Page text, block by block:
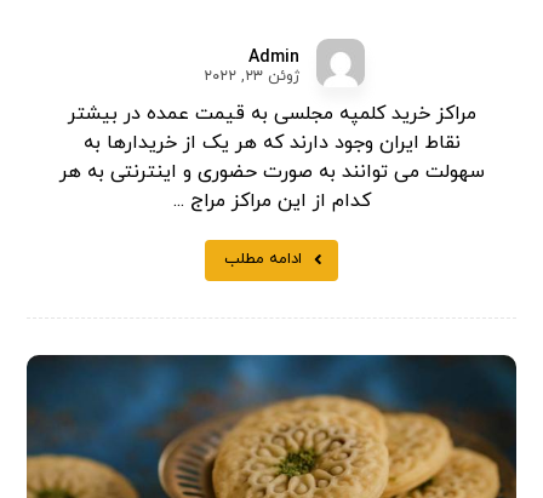
Admin
ژوئن ۲۳, ۲۰۲۲
مراکز خرید کلمپه مجلسی به قیمت عمده در بیشتر
نقاط ایران وجود دارند که هر یک از خریدارها به
سهولت می توانند به صورت حضوری و اینترنتی به هر
کدام از این مراکز مراج ...
ادامه مطلب